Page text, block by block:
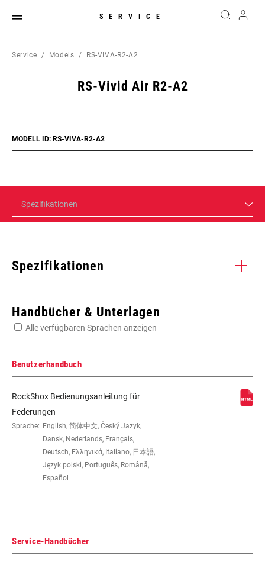
SERVICE
Service Models RS-VIVA-R2-A2
RS-Vivid Air R2-A2
MODELL ID: RS-VIVA-R2-A2
Spezifikationen
Spezifikationen
EYE TO EYE /
STROKE
240x76
DÄMPFERTYP n/a
DRUCKSTUFEN-
ABSTIMMUNG
Handbücher & Unterlagen
Alle verfügbaren Sprachen anzeigen
Benutzerhandbuch
RockShox Bedienungsanleitung für
Federungen
Sprache: English, 简体中文, Český Jazyk,
Dansk, Nederlands, Français,
Deutsch, Ελληνικά, Italiano, 日本語,
Język polski, Português, Română,
Español
Service-Handbücher